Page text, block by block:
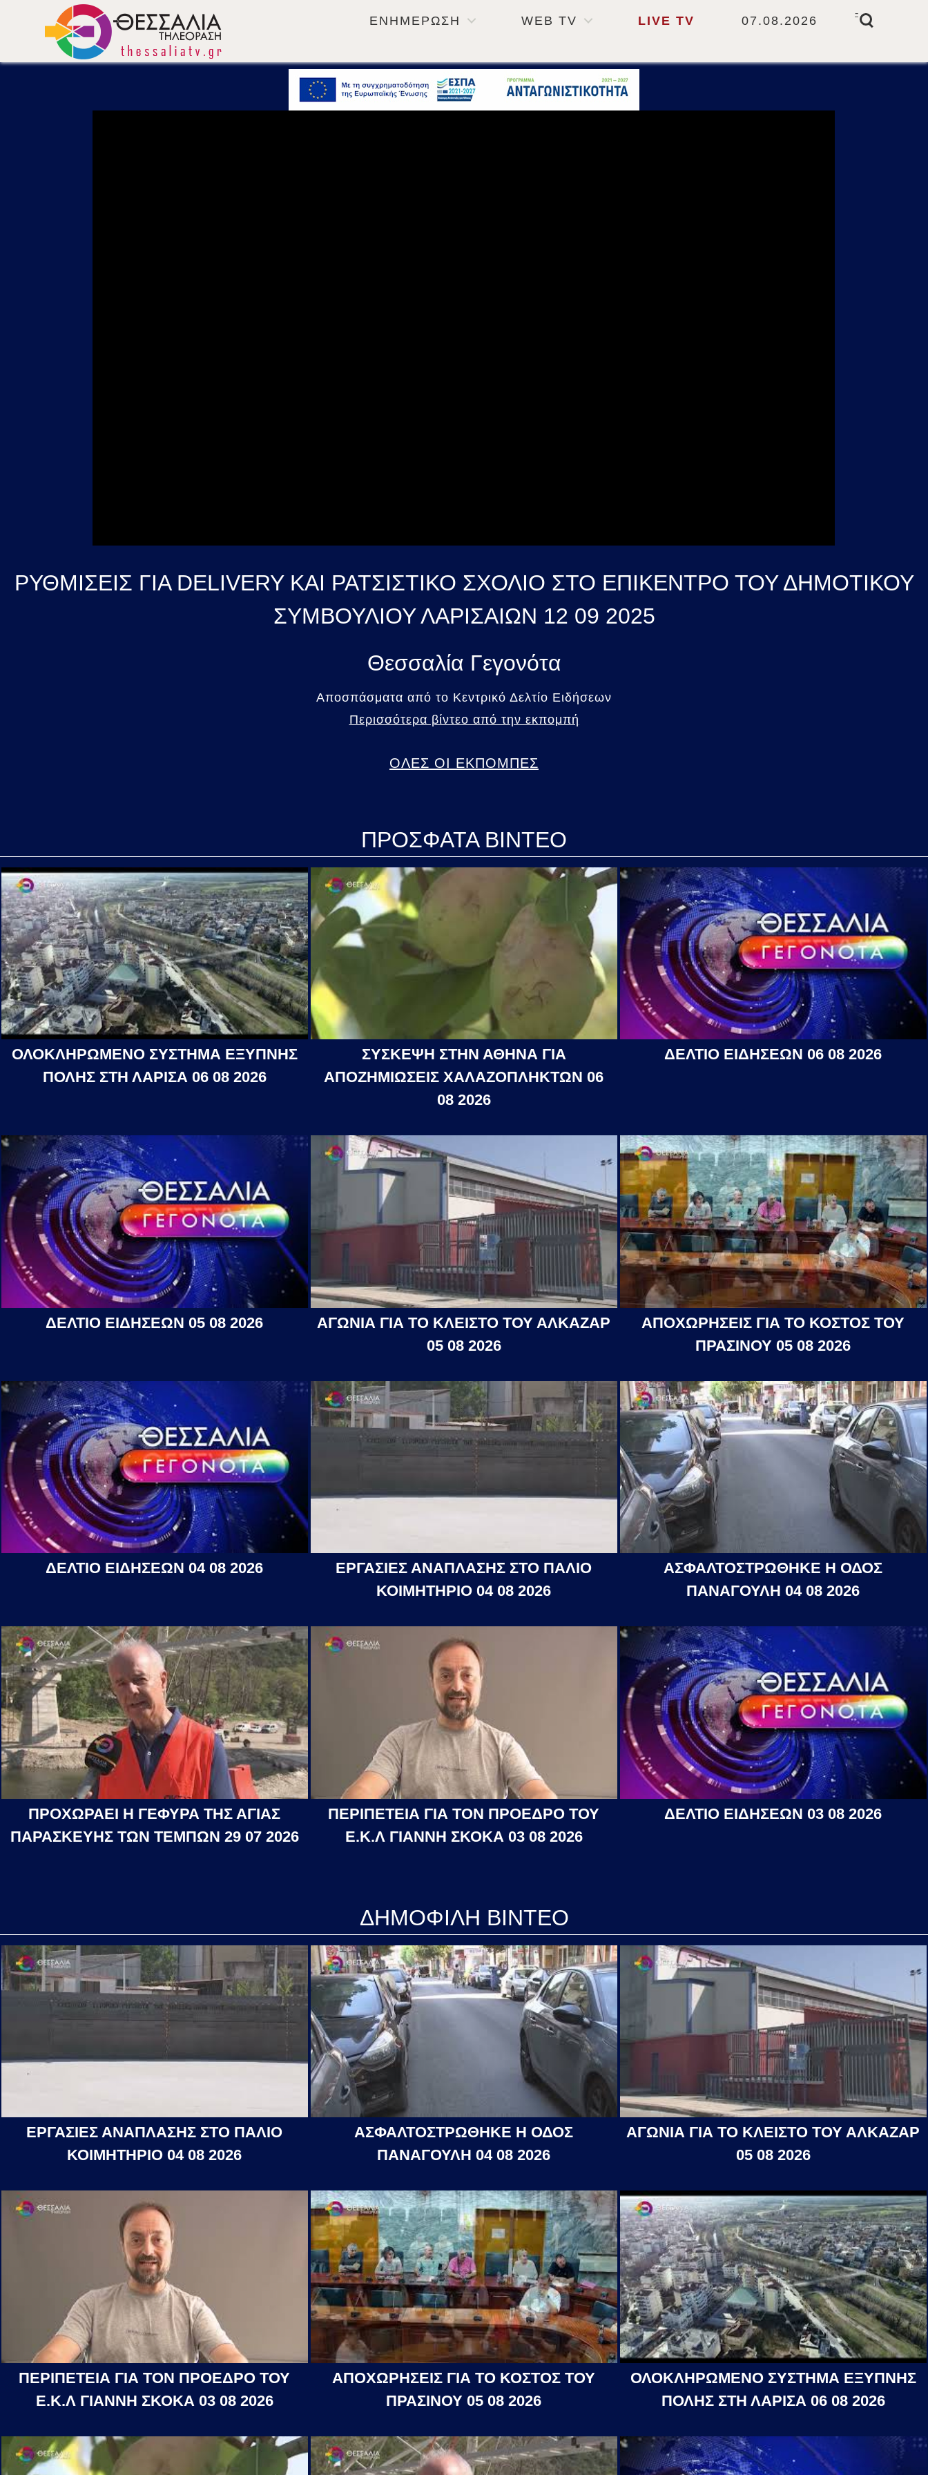
ΕΝΗΜΕΡΩΣΗ WEB TV LIVE TV 07.08.2026
-
ΡΥΘΜΙΣΕΙΣ ΓΙΑ DELIVERY ΚΑΙ ΡΑΤΣΙΣΤΙΚΟ ΣΧΟΛΙΟ ΣΤΟ ΕΠΙΚΕΝΤΡΟ ΤΟΥ ΔΗΜΟΤΙΚΟΥ
ΣΥΜΒΟΥΛΙΟΥ ΛΑΡΙΣΑΙΩΝ 12 09 2025
Θεσσαλία Γεγονότα
Αποσπάσματα από το Κεντρικό Δελτίο Ειδήσεων
Περισσότερα βίντεο από την εκπομπή
ΟΛΕΣ ΟΙ ΕΚΠΟΜΠΕΣ
ΠΡΟΣΦΑΤΑ ΒΙΝΤΕΟ
ΟΛΟΚΛΗΡΩΜΕΝΟ ΣΥΣΤΗΜΑ ΕΞΥΠΝΗΣ
ΠΟΛΗΣ ΣΤΗ ΛΑΡΙΣΑ 06 08 2026
ΣΥΣΚΕΨΗ ΣΤΗΝ ΑΘΗΝΑ ΓΙΑ
ΑΠΟΖΗΜΙΩΣΕΙΣ ΧΑΛΑΖΟΠΛΗΚΤΩΝ 06
08 2026
ΔΕΛΤΙΟ ΕΙΔΗΣΕΩΝ 06 08 2026
ΔΕΛΤΙΟ ΕΙΔΗΣΕΩΝ 05 08 2026
ΑΓΩΝΙΑ ΓΙΑ ΤΟ ΚΛΕΙΣΤΟ ΤΟΥ ΑΛΚΑΖΑΡ
05 08 2026
ΑΠΟΧΩΡΗΣΕΙΣ ΓΙΑ ΤΟ ΚΟΣΤΟΣ ΤΟΥ
ΠΡΑΣΙΝΟΥ 05 08 2026
ΔΕΛΤΙΟ ΕΙΔΗΣΕΩΝ 04 08 2026
ΕΡΓΑΣΙΕΣ ΑΝΑΠΛΑΣΗΣ ΣΤΟ ΠΑΛΙΟ
ΚΟΙΜΗΤΗΡΙΟ 04 08 2026
ΑΣΦΑΛΤΟΣΤΡΩΘΗΚΕ Η ΟΔΟΣ
ΠΑΝΑΓΟΥΛΗ 04 08 2026
ΠΡΟΧΩΡΑΕΙ Η ΓΕΦΥΡΑ ΤΗΣ ΑΓΙΑΣ
ΠΑΡΑΣΚΕΥΗΣ ΤΩΝ ΤΕΜΠΩΝ 29 07 2026
ΠΕΡΙΠΕΤΕΙΑ ΓΙΑ ΤΟΝ ΠΡΟΕΔΡΟ ΤΟΥ
Ε.Κ.Λ ΓΙΑΝΝΗ ΣΚΟΚΑ 03 08 2026
ΔΕΛΤΙΟ ΕΙΔΗΣΕΩΝ 03 08 2026
ΔΗΜΟΦΙΛΗ ΒΙΝΤΕΟ
ΕΡΓΑΣΙΕΣ ΑΝΑΠΛΑΣΗΣ ΣΤΟ ΠΑΛΙΟ
ΚΟΙΜΗΤΗΡΙΟ 04 08 2026
ΑΣΦΑΛΤΟΣΤΡΩΘΗΚΕ Η ΟΔΟΣ
ΠΑΝΑΓΟΥΛΗ 04 08 2026
ΑΓΩΝΙΑ ΓΙΑ ΤΟ ΚΛΕΙΣΤΟ ΤΟΥ ΑΛΚΑΖΑΡ
05 08 2026
ΠΕΡΙΠΕΤΕΙΑ ΓΙΑ ΤΟΝ ΠΡΟΕΔΡΟ ΤΟΥ
Ε.Κ.Λ ΓΙΑΝΝΗ ΣΚΟΚΑ 03 08 2026
ΑΠΟΧΩΡΗΣΕΙΣ ΓΙΑ ΤΟ ΚΟΣΤΟΣ ΤΟΥ
ΠΡΑΣΙΝΟΥ 05 08 2026
ΟΛΟΚΛΗΡΩΜΕΝΟ ΣΥΣΤΗΜΑ ΕΞΥΠΝΗΣ
ΠΟΛΗΣ ΣΤΗ ΛΑΡΙΣΑ 06 08 2026